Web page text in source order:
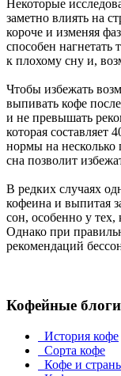
Некоторые
заметно влиять на
короче и изменяя
способен
к плохому сну и,
Чтобы избежать
выпивать кофе
и не превышать
которая составляет
нормы на несколько
сна позволит
В редких случаях
кофеина и выпитая
сон, особенно у тех,
Однако при
рекомендаций
Кофейные блоги
История кофе
Сорта кофе
Кофе и